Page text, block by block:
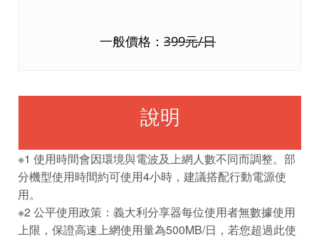
一般價格： 399元/日
說明
※1 使用時間會因環境與電波及上網人數不同而調整。部
分機型使用時間約可使用4小時，建議搭配行動電源使
用。
※2 公平使用政策：義大利分享器每位使用者無數據使用
上限，保證高速上網使用量為500MB/日，若您超過此使